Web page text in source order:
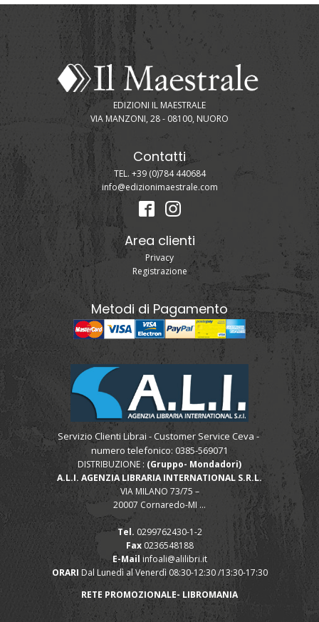
EDIZIONI IL MAESTRALE
VIA MANZONI, 28 - 08100, NUORO
Contatti
TEL. +39 (0)784 440684
info@edizionimaestrale.com
Area clienti
Privacy
Registrazione
Metodi di Pagamento
Servizio Clienti Librai - Customer Service Ceva -
numero telefonico: 0385-569071
DISTRIBUZIONE : (Gruppo- Mondadori)
A.L.I. AGENZIA LIBRARIA INTERNATIONAL S.R.L.
VIA MILANO 73/75 –
20007 Cornaredo-MI ...
Tel. 0299762430-1-2
Fax0236548188
E-Mail infoali@alilibri.it
ORARI Dal Lunedì al Venerdì 08:30-12:30 /13:30-17:30
RETE PROMOZIONALE- LIBROMANIA